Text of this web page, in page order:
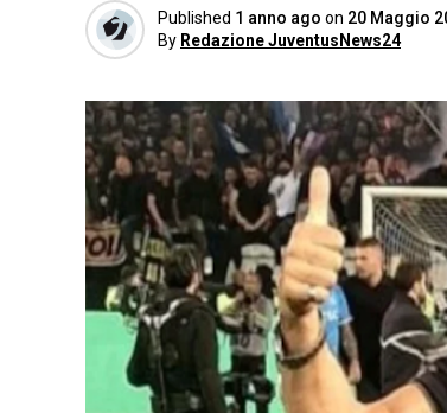
Published 1 anno ago on 20 Maggio
By Redazione JuventusNews24